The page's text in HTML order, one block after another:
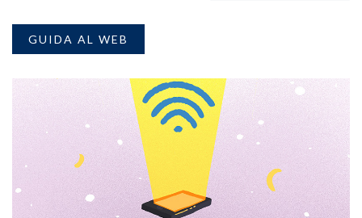
GUIDA AL WEB